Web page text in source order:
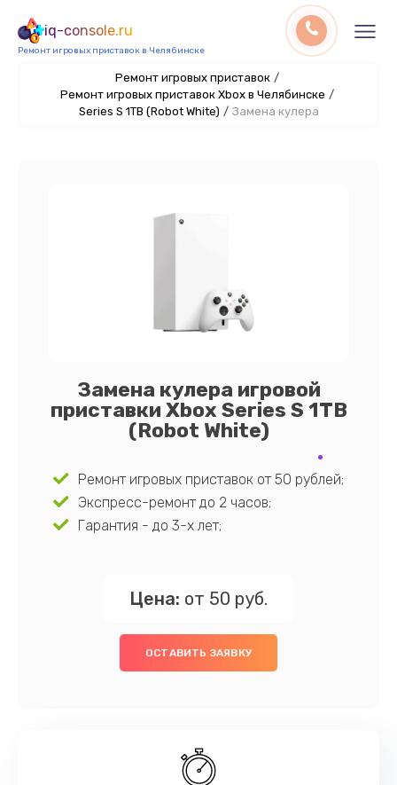
iq-console.ru
Ремонт игровых приставок в Челябинске
Ремонт игровых приставок /
Ремонт игровых приставок Xbox в Челябинске /
Series S 1TB (Robot White) / Замена кулера
Замена кулера игровой
приставки Xbox Series S 1TB
(Robot White)
Ремонт игровых приставок от 50 рублей;
Экспресс-ремонт до 2 часов;
Гарантия - до 3-х лет;
Цена: от 50 руб.
ОСТАВИТЬ ЗАЯВКУ